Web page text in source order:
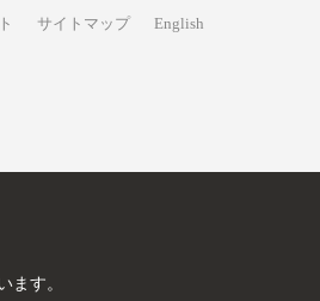
サイトマップ English
ます。